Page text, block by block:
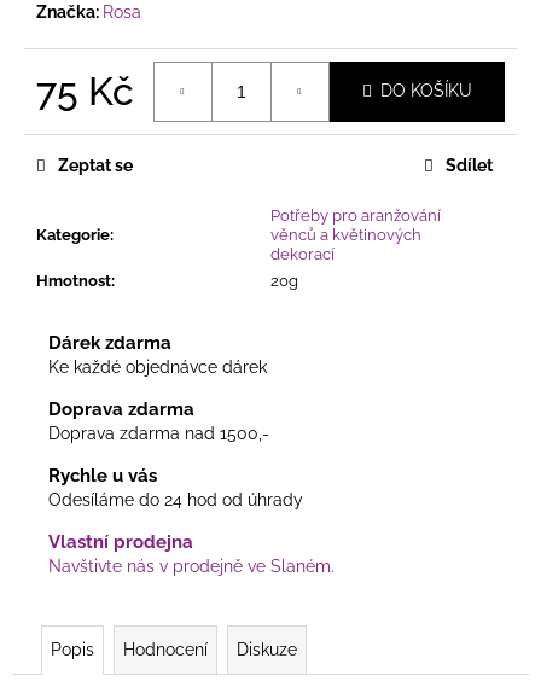
Značka: Rosa
75 Kč DO KOŠÍKU
Kategorie:
Potřeby pro aranžování
věnců a květinových
dekorací
Hmotnost: 20g
Zeptat se Sdílet
Dárek zdarma
Ke každé objednávce dárek
Doprava zdarma
Doprava zdarma nad 1500,-
Rychle u vás
Odesíláme do 24 hod od úhrady
Vlastní prodejna
Navštivte nás v prodejně ve Slaném.
Popis Hodnocení Diskuze
u
č
u
e
m
LAPAČ
SNŮ
LISTY
PŘÍRODNÍ
PRO
HARMONICKÝ
PŘÍRODNÍM
165